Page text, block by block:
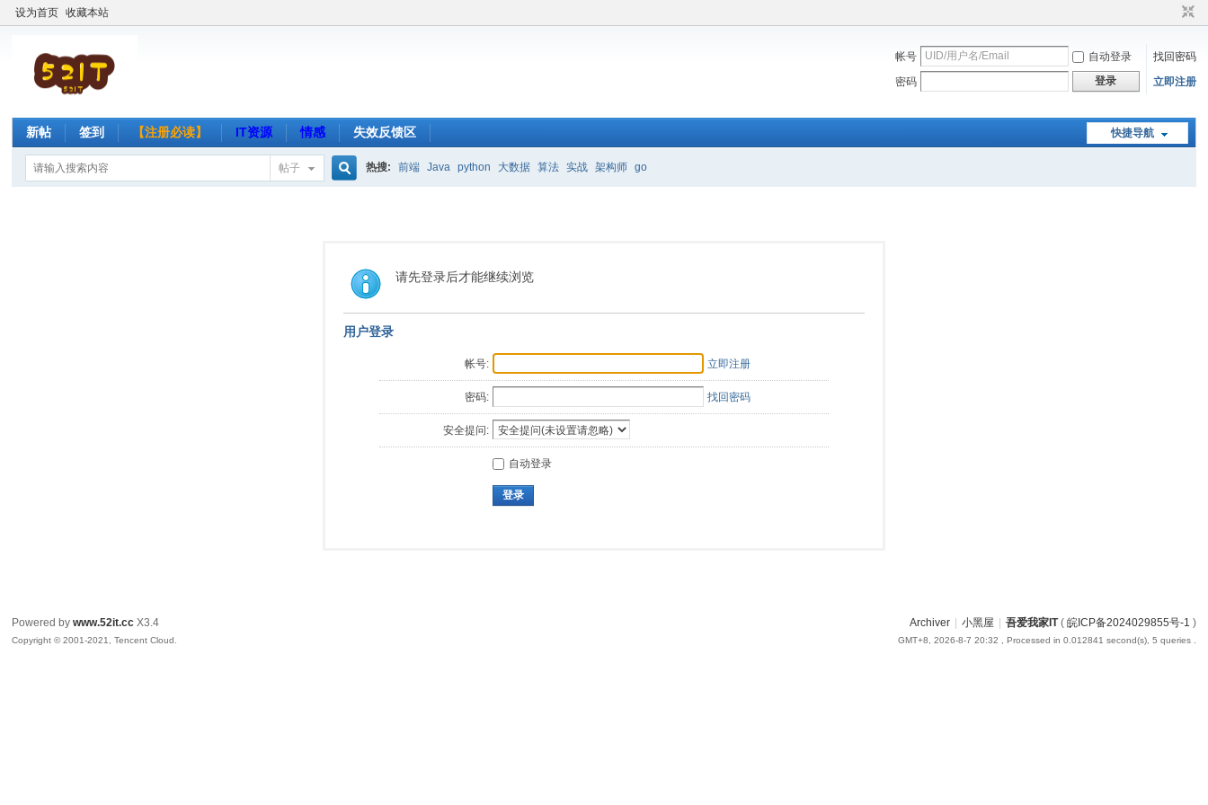
设为首页 收藏本站
帐号 自动登录
找回密码
密码
登录 立即注册
快捷导航
新帖 签到 【注册必读】 IT资源 情感 失效反馈区
帖子 热搜: 前端 Java python 大数据 算法 实战 架构师 go
请先登录后才能继续浏览
用户登录
帐号: 立即注册
密码: 找回密码
安全提问:
自动登录
登录
Archiver 小黑屋 吾爱我家IT( 皖ICP备2024029855号-1 )
GMT+8, 2026-8-7 20:32 , Processed in 0.012841 second(s), 5 queries .
Powered bywww.52it.cc X3.4
Copyright © 2001-2021, Tencent Cloud.